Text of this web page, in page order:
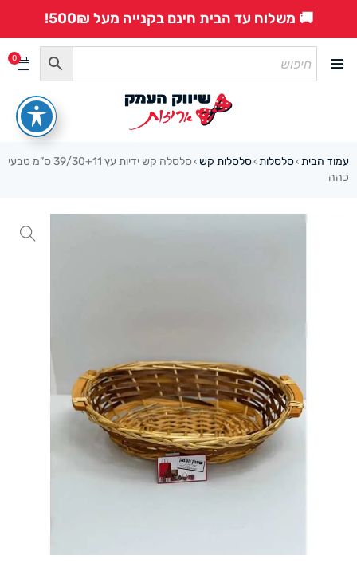
🚚 משלוח עד הבית חינם בקנייה מעל 500₪!
0
עמוד הבית ›סלסלות ›סלסלות קש ›
סלסלה קש ידיות עץ 39/30+11 ס”מ טבעי
כהה